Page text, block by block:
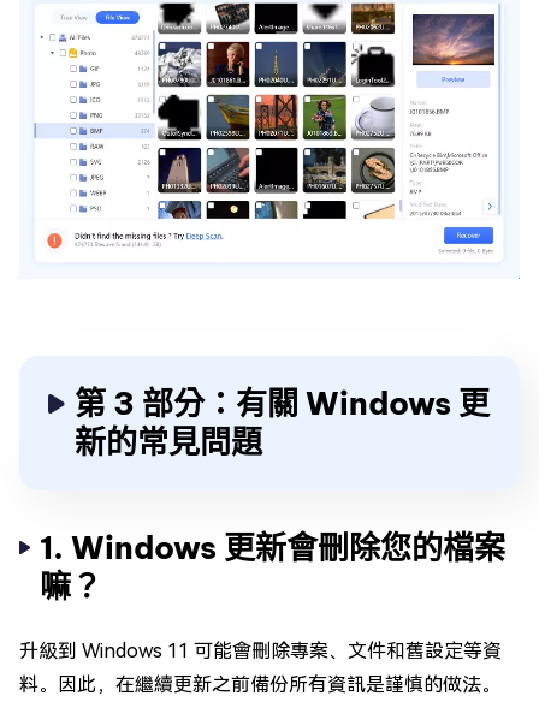
第 3 部分：有關 Windows 更
新的常見問題
1. Windows 更新會刪除您的檔案
嘛？
升級到 Windows 11 可能會刪除專案、文件和舊設定等資
料。因此，在繼續更新之前備份所有資訊是謹慎的做法。